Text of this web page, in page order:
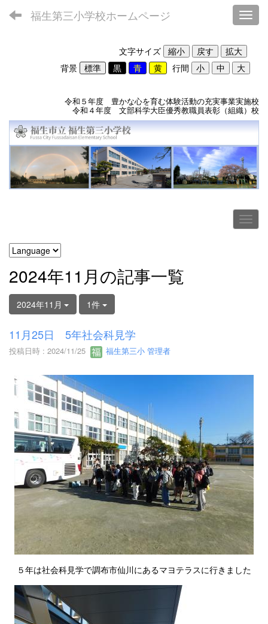
福生第三小学校ホームページ
文字サイズ
背景
行間
令和５年度 豊かな心を育む体験活動の充実事業実施校
令和４年度 文部科学大臣優秀教職員表彰（組織）校
2024年11月の記事一覧
2024年11月 1件
11月25日 5年社会科見学
投稿日時 : 2024/11/25 福生第三小 管理者
５年は社会科見学で調布市仙川にあるマヨテラスに行きました